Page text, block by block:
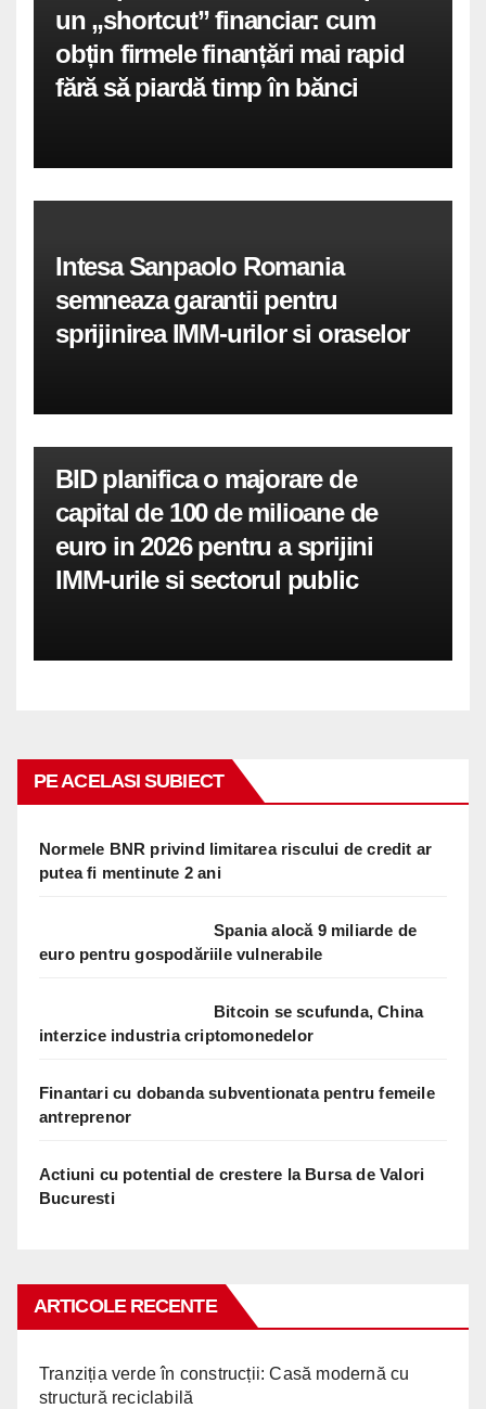
un „shortcut” financiar: cum
obțin firmele finanțări mai rapid
fără să piardă timp în bănci
Intesa Sanpaolo Romania
semneaza garantii pentru
sprijinirea IMM-urilor si oraselor
BID planifica o majorare de
capital de 100 de milioane de
euro in 2026 pentru a sprijini
IMM-urile si sectorul public
PE ACELASI SUBIECT
Normele BNR privind limitarea riscului de credit ar
putea fi mentinute 2 ani
Spania alocă 9 miliarde de
euro pentru gospodăriile vulnerabile
Bitcoin se scufunda, China
interzice industria criptomonedelor
Finantari cu dobanda subventionata pentru femeile
antreprenor
Actiuni cu potential de crestere la Bursa de Valori
Bucuresti
ARTICOLE RECENTE
Tranziția verde în construcții: Casă modernă cu
structură reciclabilă